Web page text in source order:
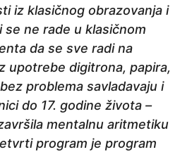
iz klasičnog obrazovanja i
ne rade u klasičnom
da se sve radi na
upotrebe digitrona, papira,
problema savladavaju i
do 17. godine života –
mentalnu aritmetiku
program je program